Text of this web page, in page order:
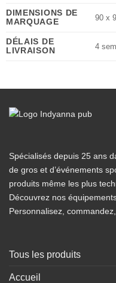
DIMENSIONS DE
MARQUAGE
90 x
DÉLAIS DE
LIVRAISON
4
Spécialisés depuis 25 ans
de gros et d’événements
produits même les plus
Découvrez nos
Personnalisez,
Tous les produits
Accueil